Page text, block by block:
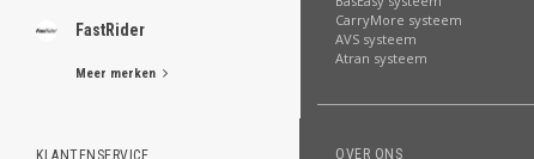
FastRider
Meer merken
KLANTENSERVICE
CarryMore systeem
AVS systeem
Atran systeem
OVER ONS